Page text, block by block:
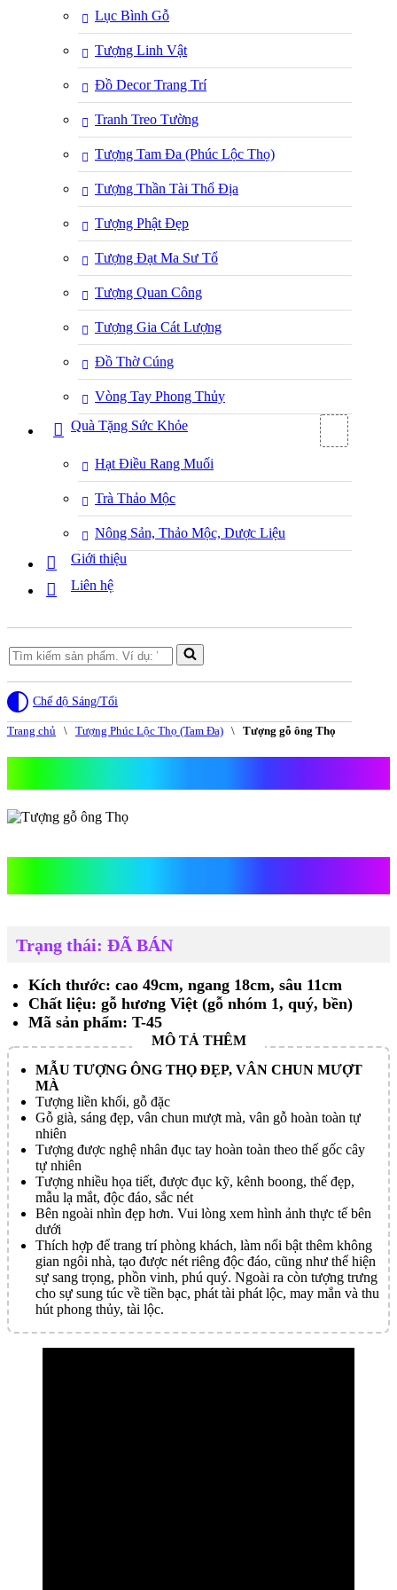
Lục Bình Gỗ
Tượng Linh Vật
Đồ Decor Trang Trí
Tranh Treo Tường
Tượng Tam Đa (Phúc Lộc Thọ)
Tượng Thần Tài Thổ Địa
Tượng Phật Đẹp
Tượng Đạt Ma Sư Tổ
Tượng Quan Công
Tượng Gia Cát Lượng
Đồ Thờ Cúng
Vòng Tay Phong Thủy
Quà Tặng Sức Khỏe
Hạt Điều Rang Muối
Trà Thảo Mộc
Nông Sản, Thảo Mộc, Dược Liệu
Giới thiệu
Liên hệ
Search
for...
Chế độ Sáng/Tối
Trang chủ \ Tượng Phúc Lộc Thọ (Tam Đa) \ Tượng gỗ ông Thọ
Trạng thái: ĐÃ BÁN
Kích thước: cao 49cm, ngang 18cm, sâu 11cm
Chất liệu: gỗ hương Việt (gỗ nhóm 1, quý, bền)
Mã sản phẩm: T-45
MẪU TƯỢNG ÔNG THỌ ĐẸP, VÂN CHUN MƯỢT
MÀ
Tượng liền khối, gỗ đặc
Gỗ già, sáng đẹp, vân chun mượt mà, vân gỗ hoàn toàn tự
nhiên
Tượng được nghệ nhân đục tay hoàn toàn theo thế gốc cây
tự nhiên
Tượng nhiều họa tiết, được đục kỹ, kênh boong, thế đẹp,
mẫu lạ mắt, độc đáo, sắc nét
Bên ngoài nhìn đẹp hơn. Vui lòng xem hình ảnh thực tế bên
dưới
Thích hợp để trang trí phòng khách, làm nổi bật thêm không
gian ngôi nhà, tạo được nét riêng độc đáo, cũng như thể hiện
sự sang trọng, phồn vinh, phú quý. Ngoài ra còn tượng trưng
cho sự sung túc về tiền bạc, phát tài phát lộc, may mắn và thu
hút phong thủy, tài lộc.